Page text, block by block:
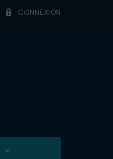
CONNEXION